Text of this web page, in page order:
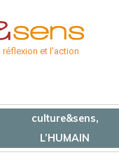
et l'action
culture&sens,
L’HUMAIN